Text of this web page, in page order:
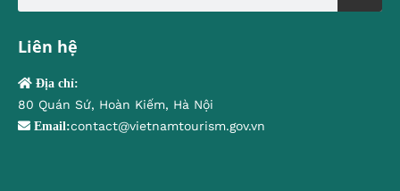
Liên hệ
Địa chỉ:
80 Quán Sứ, Hoàn Kiếm, Hà Nội
Email:contact@vietnamtourism.gov.vn